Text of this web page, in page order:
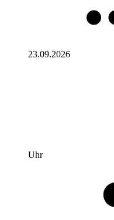
23.09.2026
Uhr